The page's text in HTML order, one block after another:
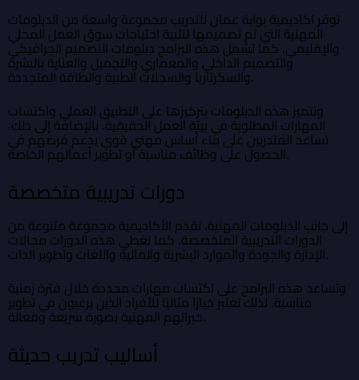
توفر اكاديمية بوابة عمان للتدريب مجموعة واسعة من الدبلومات
المهنية التي تم تصميمها لتلبية احتياجات سوق العمل المحلي
والإقليمي. كما تشمل هذه البرامج دبلومات التصميم الجرافيكي
والتصميم الداخلي والمعماري والتجميل والعناية بالبشرة
والسكرتاريا والسجلات الطبية والطاقة المتجددة.
وتتميز هذه الدبلومات بتركيزها على التطبيق العملي واكتساب
المهارات المطلوبة في بيئة العمل الحقيقية. بالإضافة إلى ذلك،
تساعد المتدربين على بناء أساس مهني قوي يدعم فرصهم في
الحصول على وظائف مناسبة أو تطوير أعمالهم الخاصة.
دورات تدريبية متخصصة
إلى جانب الدبلومات المهنية، تقدم الأكاديمية مجموعة متنوعة من
الدورات التدريبية المتخصصة. كما تغطي هذه الدورات مجالات
الإدارة والجودة والموارد البشرية والمالية واللغات وتطوير الذات.
وتساعد هذه البرامج على اكتساب مهارات محددة خلال فترة زمنية
مناسبة. لذلك تعتبر خيارًا مثاليًا للأفراد الذين يرغبون في تطوير
خبراتهم المهنية بصورة سريعة وفعالة.
أساليب تدريب حديثة